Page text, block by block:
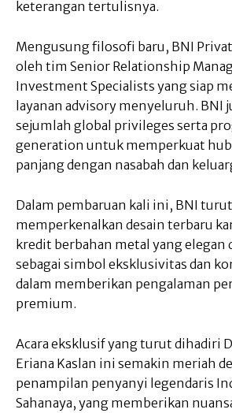
keterangan tertulisnya.
Mengusung filosofi baru, BNI
oleh tim Senior Relationship
Investment Specialists yang siap
layanan advisory menyeluruh. BNI
sejumlah global privileges serta
generation untuk memperkuat
panjang dengan nasabah dan
Dalam pembaruan kali ini, BNI turut
memperkenalkan desain terbaru
kredit berbahan metal yang elegan
sebagai simbol eksklusivitas dan
dalam memberikan pengalaman
premium.
Acara eksklusif yang turut dihadiri
Eriana Kaslan ini semakin meriah
penampilan penyanyi legendaris
Sahanaya, yang memberikan